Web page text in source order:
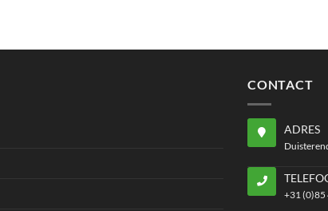
CONTACT
ADRES
+31 (0)85